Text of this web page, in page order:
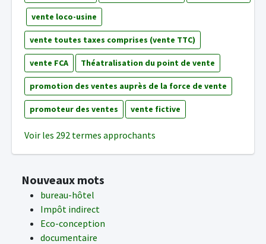
vente loco-usine
vente toutes taxes comprises (vente TTC)
vente FCA Théatralisation du point de vente
promotion des ventes auprès de la force de vente
promoteur des ventes vente fictive
Voir les 292 termes approchants
Nouveaux mots
bureau-hôtel
Impôt indirect
Eco-conception
documentaire